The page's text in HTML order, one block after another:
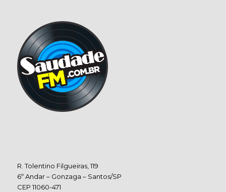
R. Tolentino Filgueiras, 119
6º Andar – Gonzaga – Santos/SP
CEP 11060-471